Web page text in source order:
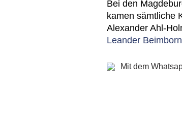
Bei den
kamen sämtliche
Alexander Ahl-
Leander Beimborn